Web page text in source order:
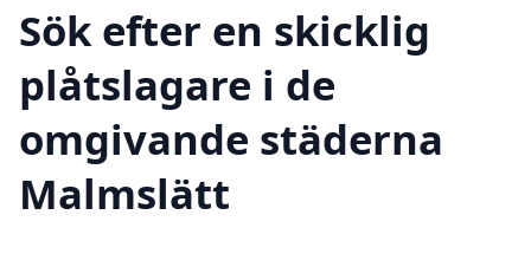
Sök efter en skicklig
plåtslagare i de
omgivande städerna
Malmslätt